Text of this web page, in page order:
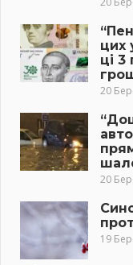
цих
ці 3
20
20
19